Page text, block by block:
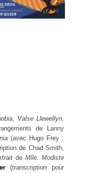
, Valse Llewellyn,
de Lanny
(avec Hugo Frey ;
de Chad Smith,
deMlle. Modiste
(transcription pour